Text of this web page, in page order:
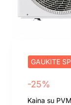
GAUKITE
-25%
Kaina su